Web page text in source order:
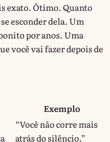
exato. Ótimo. Quanto
esconder dela. Um
por anos. Uma
você vai fazer depois de
Exemplo
“Você não corre mais
atrás do silêncio.”